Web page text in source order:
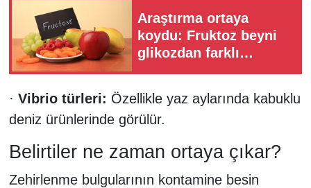
Araştırma ortaya
koydu: Fruktoz beyni
glikozdan farklı
· Vibrio türleri: Özellikle yaz aylarında kabuklu
deniz ürünlerinde görülür.
Belirtiler ne zaman ortaya çıkar?
Zehirlenme bulgularının kontamine besin